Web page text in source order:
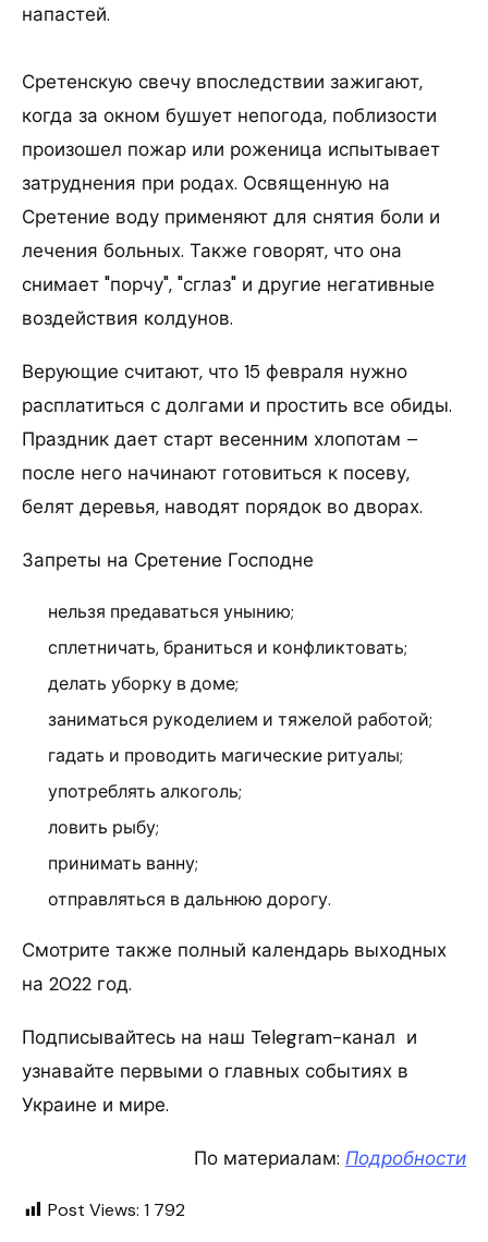
напастей.
Сретенскую свечу впоследствии зажигают,
когда за окном бушует непогода, поблизости
произошел пожар или роженица испытывает
затруднения при родах. Освященную на
Сретение воду применяют для снятия боли и
лечения больных. Также говорят, что она
снимает "порчу", "сглаз" и другие негативные
воздействия колдунов.
Верующие считают, что 15 февраля нужно
расплатиться с долгами и простить все обиды.
Праздник дает старт весенним хлопотам –
после него начинают готовиться к посеву,
белят деревья, наводят порядок во дворах.
Запреты на Сретение Господне
нельзя предаваться унынию;
сплетничать, браниться и конфликтовать;
делать уборку в доме;
заниматься рукоделием и тяжелой работой;
гадать и проводить магические ритуалы;
употреблять алкоголь;
ловить рыбу;
принимать ванну;
отправляться в дальнюю дорогу.
Смотрите также полный календарь выходных
на 2022 год.
Подписывайтесь на наш Telegram-канал и
узнавайте первыми о главных событиях в
Украине и мире.
По материалам: Подробности
Post Views: 1 792